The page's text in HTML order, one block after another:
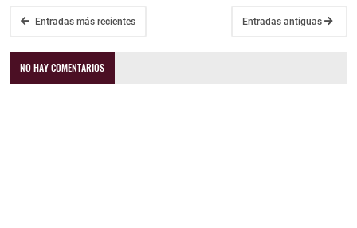
Entradas más recientes Entradas antiguas
NO HAY COMENTARIOS